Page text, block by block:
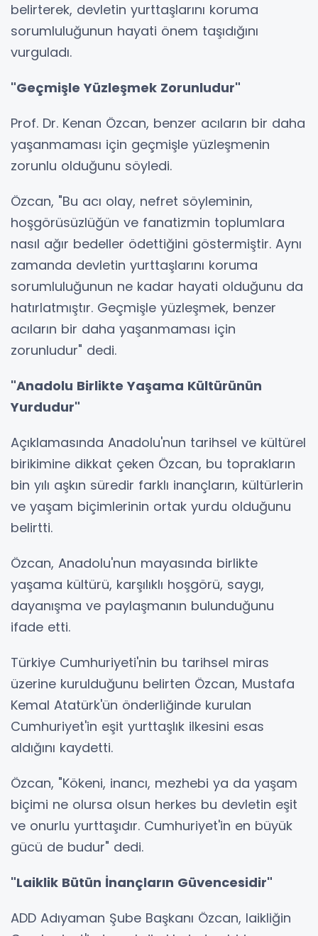
belirterek, devletin yurttaşlarını koruma
sorumluluğunun hayati önem taşıdığını
vurguladı.
"Geçmişle Yüzleşmek Zorunludur"
Prof. Dr. Kenan Özcan, benzer acıların bir daha
yaşanmaması için geçmişle yüzleşmenin
zorunlu olduğunu söyledi.
Özcan, "Bu acı olay, nefret söyleminin,
hoşgörüsüzlüğün ve fanatizmin toplumlara
nasıl ağır bedeller ödettiğini göstermiştir. Aynı
zamanda devletin yurttaşlarını koruma
sorumluluğunun ne kadar hayati olduğunu da
hatırlatmıştır. Geçmişle yüzleşmek, benzer
acıların bir daha yaşanmaması için
zorunludur" dedi.
"Anadolu Birlikte Yaşama Kültürünün
Yurdudur"
Açıklamasında Anadolu'nun tarihsel ve kültürel
birikimine dikkat çeken Özcan, bu toprakların
bin yılı aşkın süredir farklı inançların, kültürlerin
ve yaşam biçimlerinin ortak yurdu olduğunu
belirtti.
Özcan, Anadolu'nun mayasında birlikte
yaşama kültürü, karşılıklı hoşgörü, saygı,
dayanışma ve paylaşmanın bulunduğunu
ifade etti.
Türkiye Cumhuriyeti'nin bu tarihsel miras
üzerine kurulduğunu belirten Özcan, Mustafa
Kemal Atatürk'ün önderliğinde kurulan
Cumhuriyet'in eşit yurttaşlık ilkesini esas
aldığını kaydetti.
Özcan, "Kökeni, inancı, mezhebi ya da yaşam
biçimi ne olursa olsun herkes bu devletin eşit
ve onurlu yurttaşıdır. Cumhuriyet'in en büyük
gücü de budur" dedi.
"Laiklik Bütün İnançların Güvencesidir"
ADD Adıyaman Şube Başkanı Özcan, laikliğin